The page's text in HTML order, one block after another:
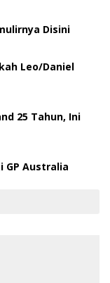
Disini
Leo/Daniel
25 Tahun, Ini
GP Australia